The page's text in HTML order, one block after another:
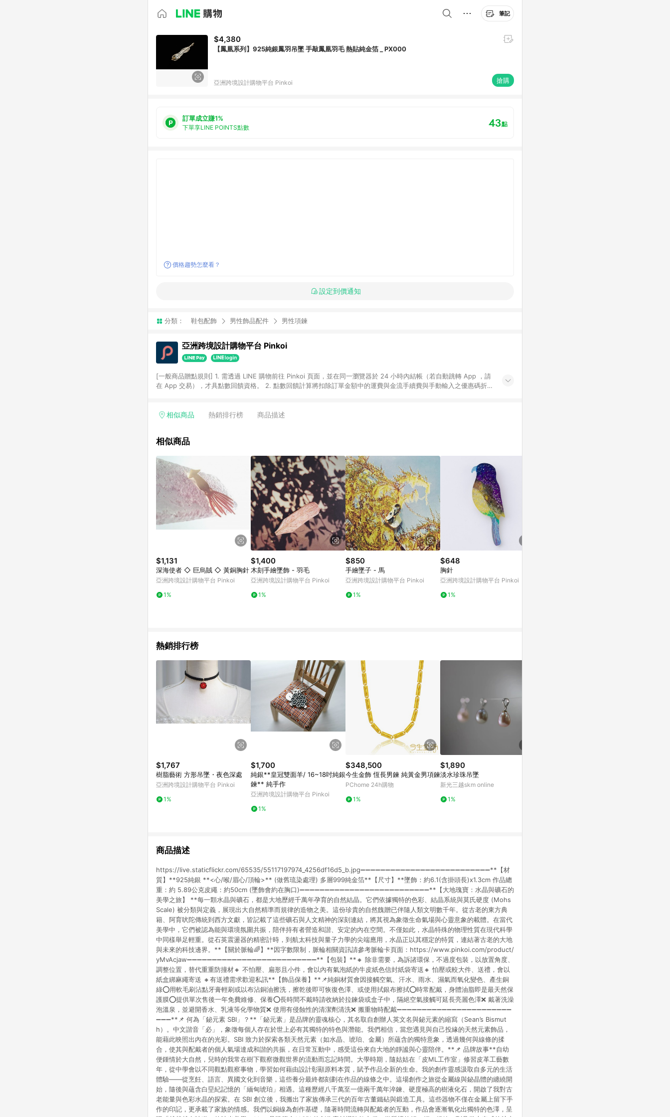
筆記
$4,380
【鳳凰系列】925純銀鳳羽吊墜 手敲鳳凰羽毛 熱貼純金箔 _ PX000
亞洲跨境設計購物平台 Pinkoi 搶購
訂單成立賺1%
下單享LINE POINTS點數 43點
價格趨勢怎麼看？
設定到價通知
分類： 鞋包配飾 男性飾品配件 男性項鍊
亞洲跨境設計購物平台 Pinkoi
[一般商品贈點規則] 1. 需透過 LINE 購物前往 Pinkoi 頁面，並在同一瀏覽器於 24 小時內結帳（若自動跳轉 App ，請
在 App 交易），才具點數回饋資格。 2. 點數回饋計算將扣除訂單金額中的運費與金流手續費與手動輸入之優惠碼折
格，部分退款不在此限。 6. APP 請更新至Android v4.6.0 / iOS v4.1.5 以上才具贈點資格。 7. 點數將於出貨後 45 天
使用規則請以點數紅包活動說明為準。 11. 若於 LINE 購物前往 Pinkoi 頁面後才首次下載 Pinkoi APP 並完成訂單，不
相似商品 熱銷排行榜 商品描述
相似商品
$1,131
深海使者 ◇ 巨烏賊 ◇ 黃銅胸針
亞洲跨境設計購物平台 Pinkoi
1%
$1,400
木刻手繪墜飾 - 羽毛
亞洲跨境設計購物平台 Pinkoi
1%
$850
手繪墜子 - 馬
亞洲跨境設計購物平台 Pinkoi
1%
$648
胸針
亞洲跨境設計購物平台 Pinkoi
1%
熱銷排行榜
$1,767
樹脂藝術 方形吊墜・夜色深處
亞洲跨境設計購物平台 Pinkoi
1%
$1,700
純銀**皇冠雙面羊/ 16~18吋純銀
鍊** 純手作
亞洲跨境設計購物平台 Pinkoi
1%
$348,500
今生金飾 恆長男鍊 純黃金男項鍊
PChome 24h購物
1%
$1,890
淡水珍珠吊墜
新光三越skm online
1%
商品描述
https://live.staticflickr.com/65535/55117197974_4256df16d5_b.jpg➖➖➖➖➖➖➖➖➖➖➖➖➖➖➖➖➖➖➖➖➖➖➖➖➖➖**【材
質】**925純銀 **<心/喉/眉心/頂輪>** (做舊琉染處理) 多層999純金箔**【尺寸】**墜飾：約6.1(含掛頭長)x1.3cm 作品總
重：約 5.89公克皮繩：約50cm (墜飾會約在胸口)➖➖➖➖➖➖➖➖➖➖➖➖➖➖➖➖➖➖➖➖➖➖➖➖➖➖**【大地瑰寶：水晶與礦石的
美學之旅】 **每一顆水晶與礦石，都是大地歷經千萬年孕育的自然結晶。它們依據獨特的色彩、結晶系統與莫氏硬度 (Mohs
Scale) 被分類與定義，展現出大自然精準而規律的造物之美。這份珍貴的自然餽贈已伴隨人類文明數千年。從古老的東方典
籍、阿育吠陀傳統到西方文獻，皆記載了這些礦石與人文精神的深刻連結，將其視為象徵生命氣場與心靈意象的載體。在當代
美學中，它們被認為能與環境氛圍共振，陪伴持有者營造和諧、安定的內在空間。不僅如此，水晶特殊的物理性質在現代科學
中同樣舉足輕重。從石英震盪器的精密計時，到航太科技與量子力學的尖端應用，水晶正以其穩定的特質，連結著古老的大地
與未來的科技邊界。**【關於脈輪🌈】**因字數限制，脈輪相關資訊請參考脈輪卡頁面：https://www.pinkoi.com/product/
yMvAcjaw➖➖➖➖➖➖➖➖➖➖➖➖➖➖➖➖➖➖➖➖➖➖➖➖➖➖**【包裝】**🔸 除非需要，為訴諸環保，不過度包裝，以放置角度、
調整位置，替代重重防撞材🔸 不怕壓、扁形且小件，會以內有氣泡紙的牛皮紙色信封紙袋寄送🔸 怕壓或較大件、送禮，會以
紙盒綁麻繩寄送 🔸有送禮需求歡迎私訊**【飾品保養】**📌純銅材質會因接觸空氣、汗水、雨水、濕氣而氧化變色、產生銅
綠⭕用軟毛刷沾點牙膏輕刷或以布沾銅油擦洗，擦乾後即可恢復色澤、或使用拭銀布擦拭⭕時常配戴，身體油脂即是最天然保
護膜⭕提供單次售後一年免費維修、保養⭕長時間不戴時請收納於拉鍊袋或盒子中，隔絕空氣接觸可延長亮麗色澤❌ 戴著洗澡
泡溫泉，並避開香水、乳液等化學物質❌ 使用有侵蝕性的清潔劑清洗❌ 搬重物時配戴➖➖➖➖➖➖➖➖➖➖➖➖➖➖➖➖➖➖➖➖➖➖➖
➖➖➖**📌 何為「鉍元素 SBI」？**「鉍元素」是品牌的靈魂核心，其名取自創辦人英文名與鉍元素的縮寫（Sean’s Bismut
h）。中文諧音「必」，象徵每個人存在於世上必有其獨特的特色與潛能。我們相信，當您遇見與自己投緣的天然元素飾品，
能藉此映照出內在的光彩。SBI 致力於探索各類天然元素（如水晶、琥珀、金屬）所蘊含的獨特意象，透過幾何與線條的揉
合，使其與配戴者的個人氣場達成和諧的共振，在日常互動中，感受這份來自大地的靜謐與心靈陪伴。**📌 品牌故事**自幼
便鍾情於大自然，兒時的我常在樹下觀察微觀世界的流動而忘記時間。大學時期，隨姑姑在「皮ML工作室」修習皮革工藝數
年，從中學會以不同觀點觀察事物，學習如何藉由設計彰顯原料本質，賦予作品全新的生命。我的創作靈感汲取自多元的生活
體驗——從烹飪、語言、異國文化到音樂，這些養分最終都刻劃在作品的線條之中。這場創作之旅從金屬線與鉍晶體的纏繞開
始，隨後與蘊含白堊紀記憶的「緬甸琥珀」相遇。這種歷經八千萬至一億兩千萬年淬鍊、硬度極高的樹液化石，開啟了我對古
老能量與色彩水晶的探索。在 SBI 創立後，我搬出了家族傳承三代的百年古董鐵砧與鍛造工具。這些器物不僅在金屬上留下手
作的印記，更承載了家族的情感。我們以銅線為創作基礎，隨著時間流轉與配戴者的互動，作品會逐漸氧化出獨特的色澤，呈